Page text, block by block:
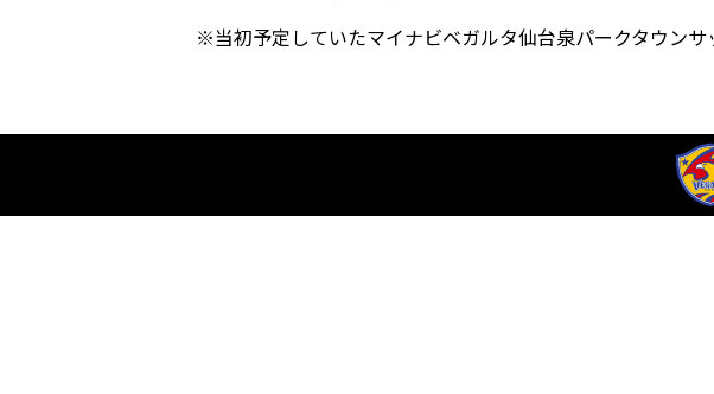
※当初予定していたマイナビベガルタ仙台泉パークタウンサ